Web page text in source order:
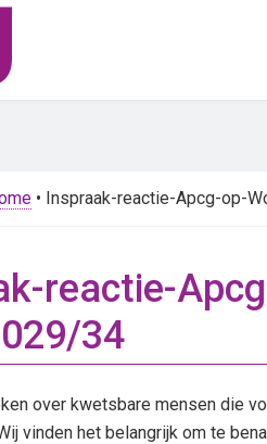
• Inspraak-reactie-Apcg-op-
reactie-
34
over kwetsbare mensen die
vinden het belangrijk om te